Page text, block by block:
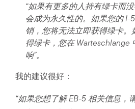
“如果有更多的人持有绿卡而
会成为永久性的。如果您的 I-
销，您将无法立即获得绿卡。
得绿卡，您在 Warteschlange
响”。
我的建议很好：
“如果您想了解 EB-5 相关信息，